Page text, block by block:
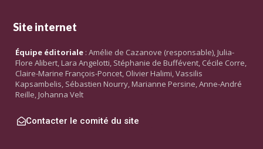
Site internet
Équipe éditoriale : Amélie de Cazanove (responsable), Julia-
Flore Alibert, Lara Angelotti, Stéphanie de Buffévent, Cécile Corre,
Claire-Marine François-Poncet, Olivier Halimi, Vassilis
Kapsambelis, Sébastien Nourry, Marianne Persine, Anne-André
Reille, Johanna Velt
Contacter le comité du site